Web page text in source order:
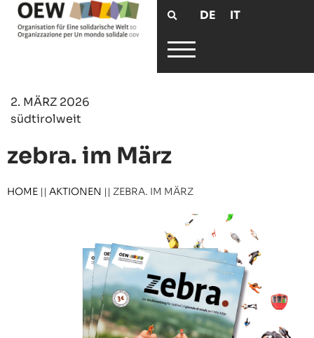
DE IT
2. MÄRZ 2026
südtirolweit
zebra. im März
HOME || AKTIONEN || ZEBRA. IM MÄRZ